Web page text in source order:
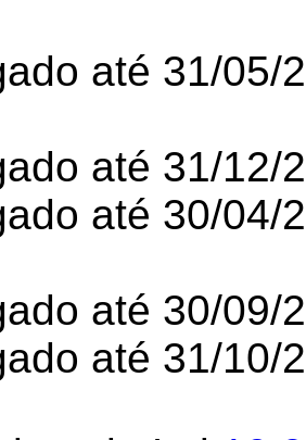
até 31/05/
até 31/
até 30/04/
até 30/
até 31/10/